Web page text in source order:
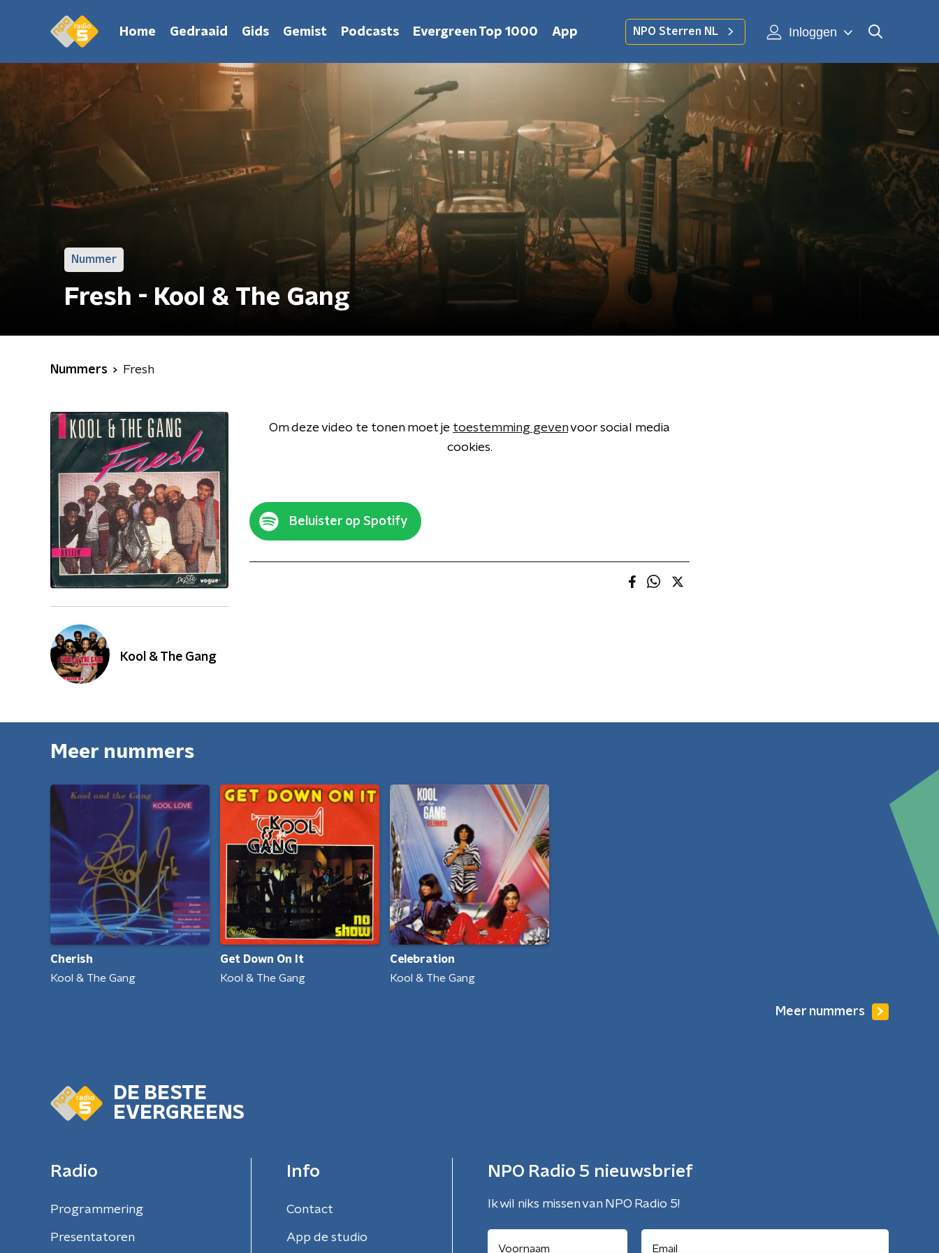
Home Gedraaid Gids Gemist Podcasts Evergreen Top 1000 App NPO Sterren NL Inloggen
Nummer
Fresh - Kool & The Gang
Nummers Fresh
Kool & The Gang
Om deze video te tonen moet je toestemming gevenvoor social media
cookies.
Beluister op Spotify
Meer nummers
Cherish
Kool & The Gang
Get Down On It
Kool & The Gang
Celebration
Kool & The Gang
Meer nummers
DE BESTE
EVERGREENS
Radio
Programmering
Presentatoren
Info
Contact
App de studio
NPO Radio 5 nieuwsbrief
Ik wil niks missen van NPO Radio 5!